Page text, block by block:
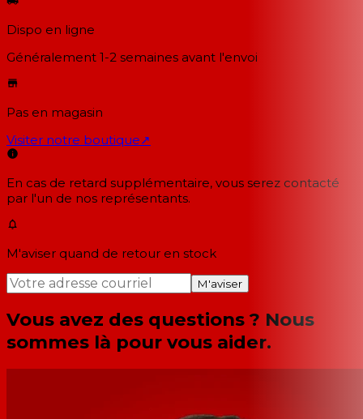
Dispo en ligne
Généralement 1-2 semaines avant l'envoi
Pas en magasin
Visiter notre boutique↗
En cas de retard supplémentaire, vous serez contacté
par l'un de nos représentants.
M'aviser quand de retour en stock
M'aviser
Vous avez des questions ? Nous
sommes là pour vous aider.